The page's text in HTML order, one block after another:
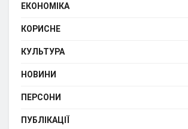
ЕКОНОМІКА
КОРИСНЕ
КУЛЬТУРА
НОВИНИ
ПЕРСОНИ
ПУБЛІКАЦІЇ